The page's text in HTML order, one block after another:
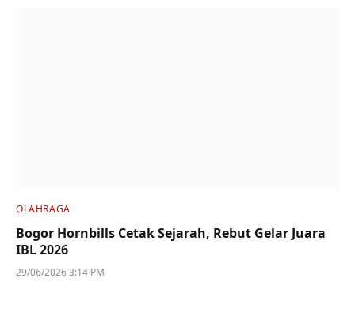
OLAHRAGA
Bogor Hornbills Cetak Sejarah, Rebut Gelar Juara
IBL 2026
29/06/2026 3:14 PM